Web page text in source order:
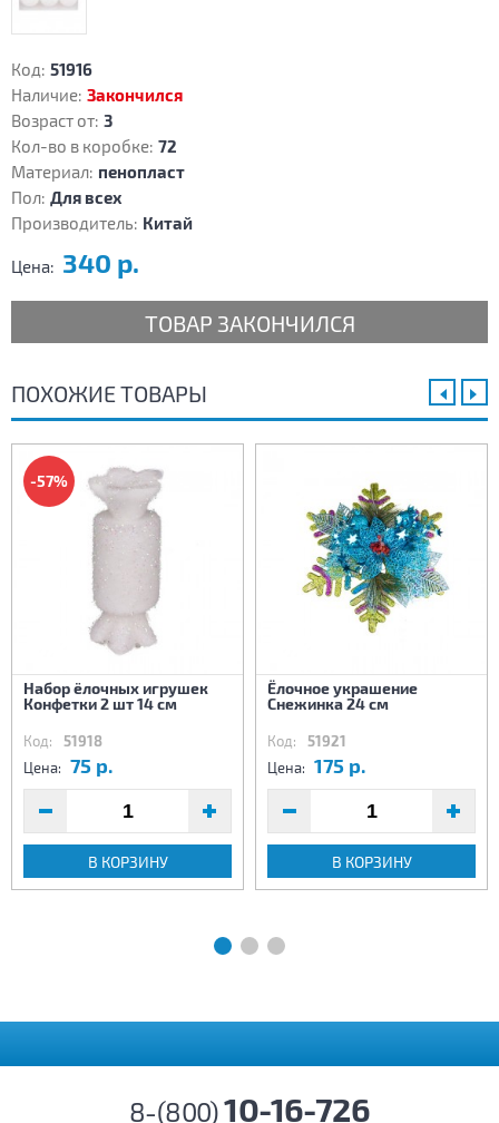
Код: 51916
Наличие: Закончился
Возраст от: 3
Кол-во в коробке: 72
Материал: пенопласт
Пол: Для всех
Производитель: Китай
Цена: 340 р.
ТОВАР ЗАКОНЧИЛСЯ
ПОХОЖИЕ ТОВАРЫ
-57%
Набор ёлочных игрушек
Конфетки 2 шт 14 см
Код: 51918
Цена: 75 р.
В КОРЗИНУ
Ёлочное украшение
Снежинка 24 см
Код: 51921
Цена: 175 р.
В КОРЗИНУ
8-(800)10-16-726